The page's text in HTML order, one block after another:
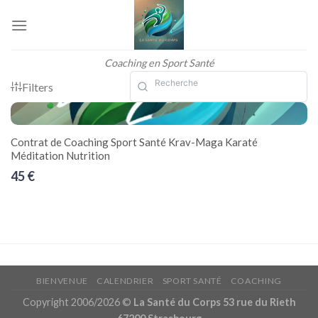
Coaching en Sport Santé
Filters
Contrat de Coaching Sport Santé Krav-Maga Karaté
Méditation Nutrition
45 €
BIENVENUE CALENDRIER SPORT SANTÉ COACHING
Copyright 2006/2026 © La Santé du Corps 53 rue du Rieth